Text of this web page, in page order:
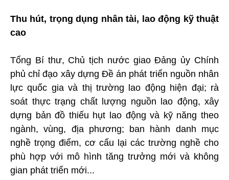
Thu hút, trọng dụng nhân tài, lao động kỹ thuật
cao
Tổng Bí thư, Chủ tịch nước giao Đảng ủy Chính
phủ chỉ đạo xây dựng Đề án phát triển nguồn nhân
lực quốc gia và thị trường lao động hiện đại; rà
soát thực trạng chất lượng nguồn lao động, xây
dựng bản đồ thiếu hụt lao động và kỹ năng theo
ngành, vùng, địa phương; ban hành danh mục
nghề trọng điểm, cơ cấu lại các trường nghề cho
phù hợp với mô hình tăng trưởng mới và không
gian phát triển mới...